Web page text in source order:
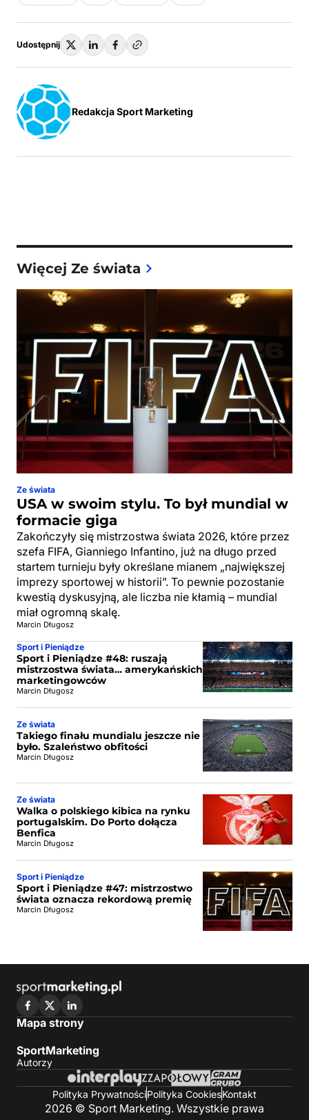
Udostępnij
Redakcja Sport Marketing
Więcej Ze świata
Ze świata
USA w swoim stylu. To był mundial w
formacie giga
Zakończyły się mistrzostwa świata 2026, które przez
szefa FIFA, Gianniego Infantino, już na długo przed
startem turnieju były określane mianem „największej
imprezy sportowej w historii”. To pewnie pozostanie
kwestią dyskusyjną, ale liczba nie kłamią – mundial
miał ogromną skalę.
Marcin Długosz
Sport i Pieniądze
Sport i Pieniądze #48: ruszają
mistrzostwa świata… amerykańskich
marketingowców
Marcin Długosz
Ze świata
Takiego finału mundialu jeszcze nie
było. Szaleństwo obfitości
Marcin Długosz
Ze świata
Walka o polskiego kibica na rynku
portugalskim. Do Porto dołącza
Benfica
Marcin Długosz
Sport i Pieniądze
Sport i Pieniądze #47: mistrzostwo
świata oznacza rekordową premię
Marcin Długosz
Mapa strony
SportMarketing
Autorzy
Polityka PrywatnościPolityka CookiesKontakt
2026 © Sport Marketing. Wszystkie prawa